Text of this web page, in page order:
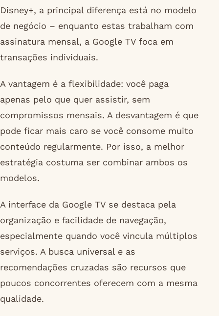
Disney+, a principal diferença está no modelo
de negócio – enquanto estas trabalham com
assinatura mensal, a Google TV foca em
transações individuais.
A vantagem é a flexibilidade: você paga
apenas pelo que quer assistir, sem
compromissos mensais. A desvantagem é que
pode ficar mais caro se você consome muito
conteúdo regularmente. Por isso, a melhor
estratégia costuma ser combinar ambos os
modelos.
A interface da Google TV se destaca pela
organização e facilidade de navegação,
especialmente quando você vincula múltiplos
serviços. A busca universal e as
recomendações cruzadas são recursos que
poucos concorrentes oferecem com a mesma
qualidade.